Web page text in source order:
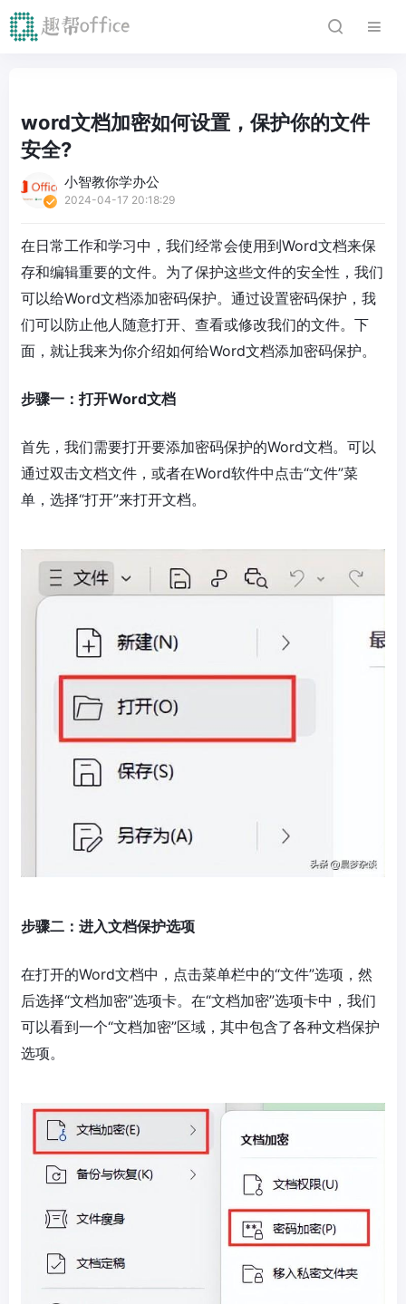
word文档加密如何设置，保护你的文件
安全?
小智教你学办公
2024-04-17 20:18:29
在日常工作和学习中，我们经常会使用到Word文档来保
存和编辑重要的文件。为了保护这些文件的安全性，我们
可以给Word文档添加密码保护。通过设置密码保护，我
们可以防止他人随意打开、查看或修改我们的文件。下
面，就让我来为你介绍如何给Word文档添加密码保护。
步骤一：打开Word文档
首先，我们需要打开要添加密码保护的Word文档。可以
通过双击文档文件，或者在Word软件中点击“文件”菜
单，选择“打开”来打开文档。
步骤二：进入文档保护选项
在打开的Word文档中，点击菜单栏中的“文件”选项，然
后选择“文档加密”选项卡。在“文档加密”选项卡中，我们
可以看到一个“文档加密”区域，其中包含了各种文档保护
选项。